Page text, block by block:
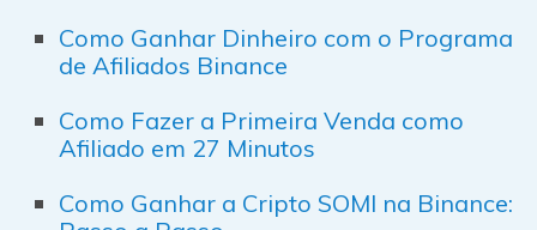
Como Ganhar Dinheiro com o Programa
de Afiliados Binance
Como Fazer a Primeira Venda como
Afiliado em 27 Minutos
Como Ganhar a Cripto SOMI na Binance: